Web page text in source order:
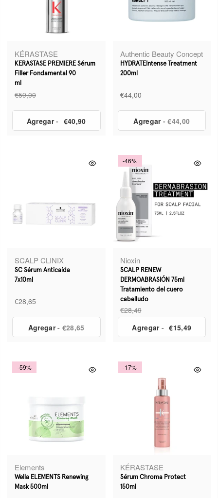
KÉRASTASE
KERASTASE PREMIERE Sérum
Filler Fondamental 90
ml
€59,00
Agregar- €40,90
Authentic Beauty Concept
HYDRATEIntense Treatment
200ml
€44,00
Agregar- €44,00
SCALP CLINIX
SC Sérum Anticaída
7x10ml
€28,65
Agregar- €28,65
-46%
Nioxin
SCALP RENEW
DERMOABRASIÓN 75ml
Tratamiento del cuero
cabelludo
€28,49
Agregar- €15,49
-59%
Elements
Wella ELEMENTS Renewing
Mask 500ml
-17%
KÉRASTASE
Sérum Chroma Protect
150ml